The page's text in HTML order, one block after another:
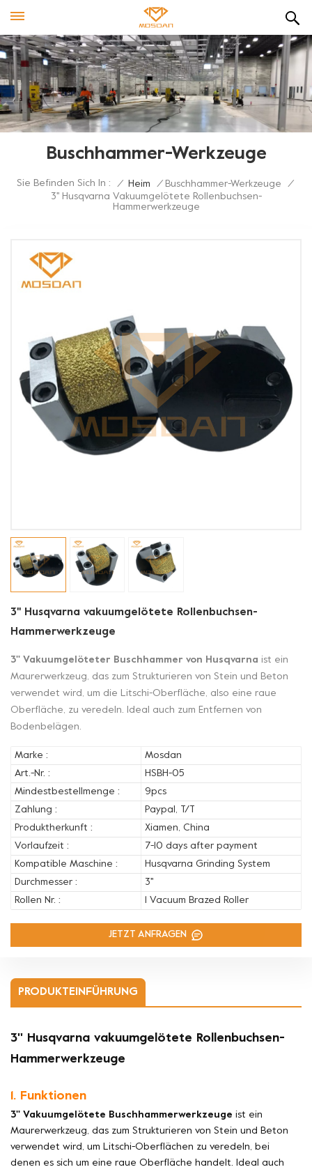
Buschhammer-Werkzeuge
Sie Befinden Sich In : / Heim / Buschhammer-Werkzeuge
/
3'' Husqvarna Vakuumgelötete Rollenbuchsen-
Hammerwerkzeuge
3'' Husqvarna vakuumgelötete Rollenbuchsen-
Hammerwerkzeuge
3'' Vakuumgelöteter Buschhammer von Husqvarna ist ein
Maurerwerkzeug, das zum Strukturieren von Stein und Beton
verwendet wird, um die Litschi-Oberfläche, also eine raue
Oberfläche, zu veredeln. Ideal auch zum Entfernen von
Bodenbelägen.
Marke :
Mosdan
Art.-Nr. :
HSBH-05
Mindestbestellmenge :
9pcs
Zahlung :
Paypal, T/T
Produktherkunft :
Xiamen, China
Vorlaufzeit :
7-10 days after payment
Kompatible Maschine :
Husqvarna Grinding System
Durchmesser :
3''
Rollen Nr. :
1 Vacuum Brazed Roller
JETZT ANFRAGEN
PRODUKTEINFÜHRUNG
3'' Husqvarna vakuumgelötete Rollenbuchsen-
Hammerwerkzeuge
1. Funktionen
3'' Vakuumgelötete Buschhammerwerkzeuge ist ein
Maurerwerkzeug, das zum Strukturieren von Stein und Beton
verwendet wird, um Litschi-Oberflächen zu veredeln, bei
denen es sich um eine raue Oberfläche handelt. Ideal auch